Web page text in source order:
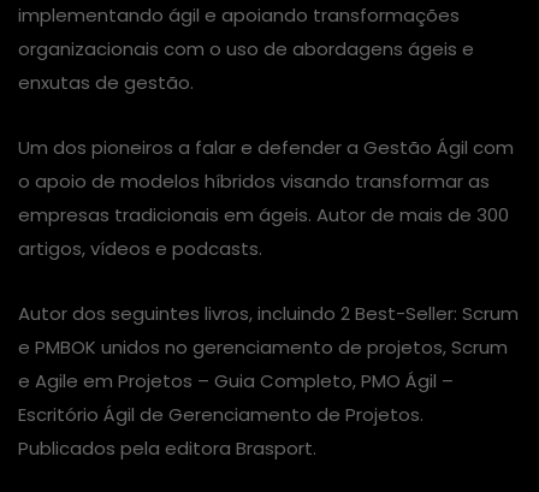
implementando ágil e apoiando transformações
organizacionais com o uso de abordagens ágeis e
enxutas de gestão.
Um dos pioneiros a falar e defender a Gestão Ágil com
o apoio de modelos híbridos visando transformar as
empresas tradicionais em ágeis. Autor de mais de 300
artigos, vídeos e podcasts.
Autor dos seguintes livros, incluindo 2 Best-Seller: Scrum
e PMBOK unidos no gerenciamento de projetos, Scrum
e Agile em Projetos – Guia Completo, PMO Ágil –
Escritório Ágil de Gerenciamento de Projetos.
Publicados pela editora Brasport.